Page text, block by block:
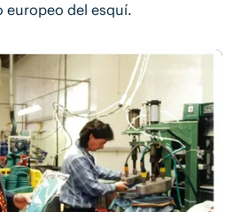
europeo del esquí.